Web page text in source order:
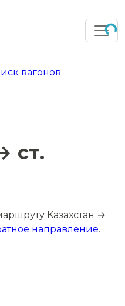
вагонов
ст.
Казахстан →
направление.